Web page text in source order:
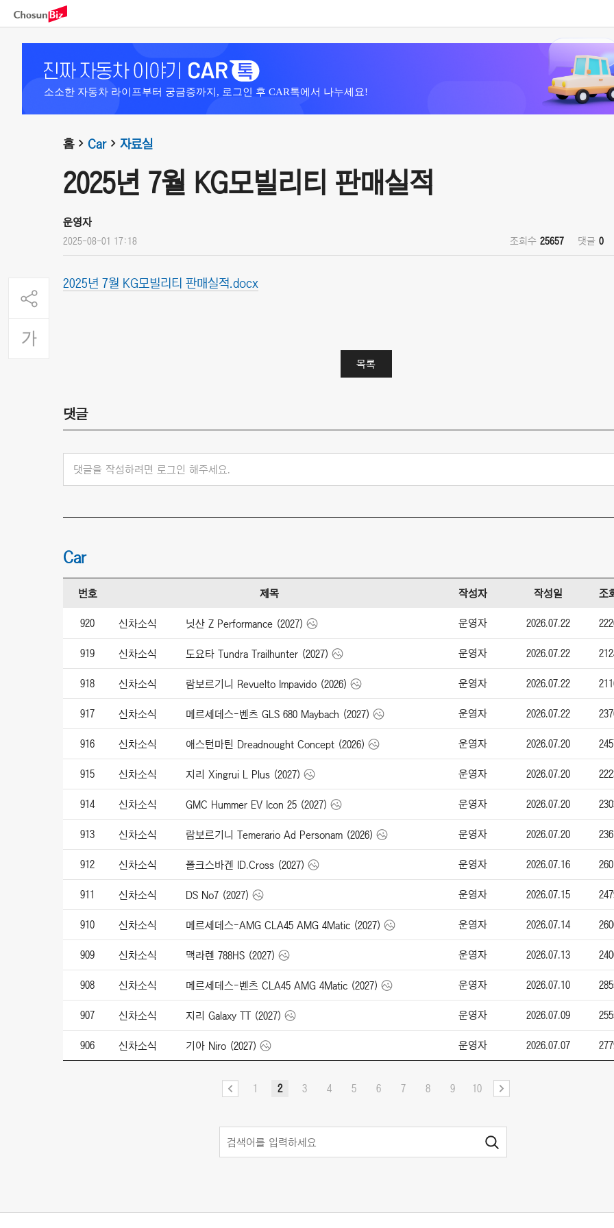
소소한 자동차 라이프부터 궁금증까지, 로그인 후 CAR톡에서 나누세요!
홈 Car 자료실
2025년 7월 KG모빌리티 판매실적
운영자
2025-08-01 17:18 조회수 25657 댓글 0
2025년 7월 KG모빌리티 판매실적.docx
목록
댓글
댓글을 작성하려면 로그인 해주세요.
Car
번호 제목 작성자 작성일 조
920 신차소식 닛산 Z Performance (2027) 운영자 2026.07.22
919 신차소식 도요타 Tundra Trailhunter (2027) 운영자 2026.07.22
918 신차소식 람보르기니 Revuelto Impavido (2026) 운영자 2026.07.22
917 신차소식 메르세데스-벤츠 GLS 680 Maybach (2027) 운영자 2026.07.22
916 신차소식 애스턴마틴 Dreadnought Concept (2026) 운영자 2026.07.20
915 신차소식 지리 Xingrui L Plus (2027) 운영자 2026.07.20
914 신차소식 GMC Hummer EV Icon 25 (2027) 운영자 2026.07.20
913 신차소식 람보르기니 Temerario Ad Personam (2026) 운영자 2026.07.20
912 신차소식 폴크스바겐 ID.Cross (2027) 운영자 2026.07.16
911 신차소식 DS No7 (2027) 운영자 2026.07.15
910 신차소식 메르세데스-AMG CLA45 AMG 4Matic (2027) 운영자 2026.07.14
909 신차소식 맥라렌 788HS (2027) 운영자 2026.07.13
908 신차소식 메르세데스-벤츠 CLA45 AMG 4Matic (2027) 운영자 2026.07.10
907 신차소식 지리 Galaxy TT (2027) 운영자 2026.07.09
906 신차소식 기아 Niro (2027) 운영자 2026.07.07
1 2 3 4 5 6 7 8 9 10